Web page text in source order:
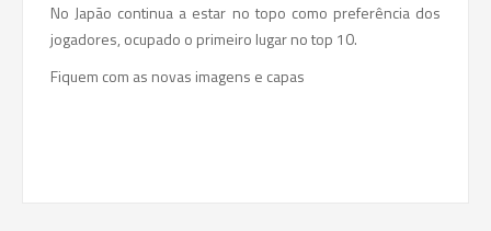
No Japão continua a estar no topo como preferência dos
jogadores, ocupado o primeiro lugar no top 10.
Fiquem com as novas imagens e capas